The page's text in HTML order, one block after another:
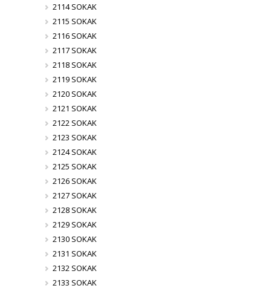
2114 SOKAK
2115 SOKAK
2116 SOKAK
2117 SOKAK
2118 SOKAK
2119 SOKAK
2120 SOKAK
2121 SOKAK
2122 SOKAK
2123 SOKAK
2124 SOKAK
2125 SOKAK
2126 SOKAK
2127 SOKAK
2128 SOKAK
2129 SOKAK
2130 SOKAK
2131 SOKAK
2132 SOKAK
2133 SOKAK